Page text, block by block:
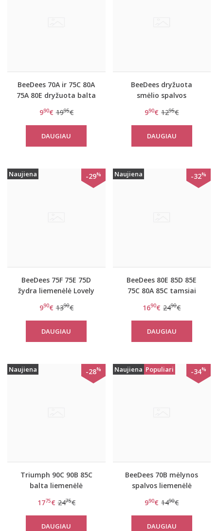
BeeDees 70A ir 75C 80A
75A 80E dryžuota balta
WHPM
990€ 1995€
DAUGIAU
BeeDees dryžuota
smėlio spalvos
990€ 1295€
DAUGIAU
Naujiena -29%
BeeDees 75F 75E 75D
žydra liemenėlė Lovely
990€ 1390€
DAUGIAU
Naujiena -32%
BeeDees 80E 85D 85E
75C 80A 85C tamsiai
BeeSweet IA 8170 WHP
1690€ 2490€
DAUGIAU
Naujiena -28%
Triumph 90C 90B 85C
balta liemenėlė
1775€ 2475€
DAUGIAU
Naujiena Populiari -34%
BeeDees 70B mėlynos
spalvos liemenėlė
990€ 1490€
DAUGIAU